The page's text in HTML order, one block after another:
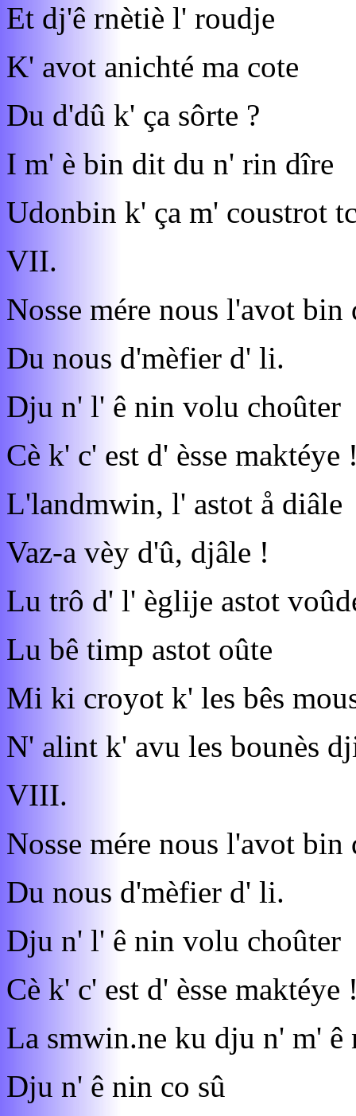
Et dj'ê rnètiè l' roudje
K' avot anichté ma cote
Du d'dû k' ça sôrte ?
I m' è bin dit du n' rin dîre
Udonbin k' ça m' coustrot
VII.
Nosse mére nous l'avot bin
Du nous d'mèfier d' li.
Dju n' l' ê nin volu choûter
Cè k' c' est d' èsse maktéye
L'landmwin, l' astot å diâle
Vaz-a vèy d'û, djâle !
Lu trô d' l' èglije astot
Lu bê timp astot oûte
Mi ki croyot k' les bês
N' alint k' avu les bounès
VIII.
Nosse mére nous l'avot bin
Du nous d'mèfier d' li.
Dju n' l' ê nin volu choûter
Cè k' c' est d' èsse maktéye
La smwin.ne ku dju n' m' ê
Dju n' ê nin co sû